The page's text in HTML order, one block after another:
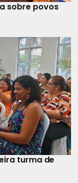
sobre povos
turma de